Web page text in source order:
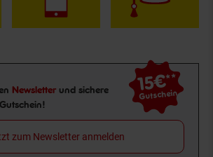
Newsletter und sichere
15€**
Gutschein
zum Newsletter anmelden